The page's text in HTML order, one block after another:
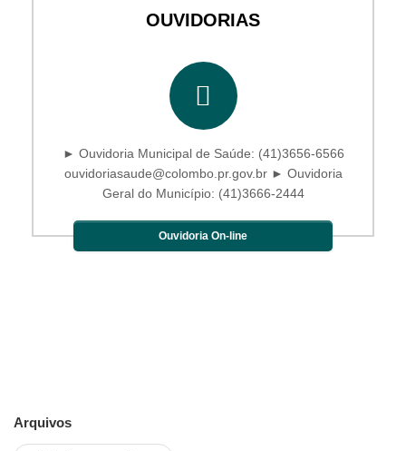
OUVIDORIAS
► Ouvidoria Municipal de Saúde: (41)3656-6566
ouvidoriasaude@colombo.pr.gov.br ► Ouvidoria
Geral do Município: (41)3666-2444
Ouvidoria On-line
Arquivos